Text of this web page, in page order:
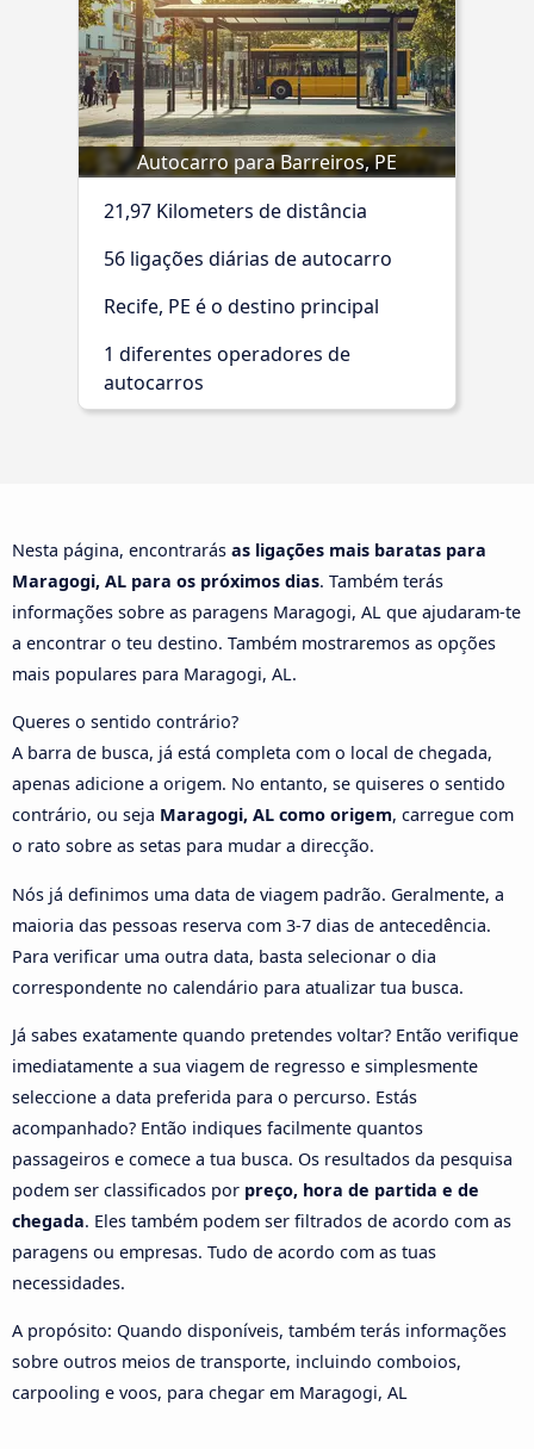
Autocarro para Barreiros, PE
21,97 Kilometers de distância
56 ligações diárias de autocarro
Recife, PE é o destino principal
1 diferentes operadores de
autocarros
Nesta página, encontrarás as ligações mais baratas para
Maragogi, AL para os próximos dias. Também terás
informações sobre as paragens Maragogi, AL que ajudaram-te
a encontrar o teu destino. Também mostraremos as opções
mais populares para Maragogi, AL.
Queres o sentido contrário?
A barra de busca, já está completa com o local de chegada,
apenas adicione a origem. No entanto, se quiseres o sentido
contrário, ou seja Maragogi, AL como origem, carregue com
o rato sobre as setas para mudar a direcção.
Nós já definimos uma data de viagem padrão. Geralmente, a
maioria das pessoas reserva com 3-7 dias de antecedência.
Para verificar uma outra data, basta selecionar o dia
correspondente no calendário para atualizar tua busca.
Já sabes exatamente quando pretendes voltar? Então verifique
imediatamente a sua viagem de regresso e simplesmente
seleccione a data preferida para o percurso. Estás
acompanhado? Então indiques facilmente quantos
passageiros e comece a tua busca. Os resultados da pesquisa
podem ser classificados por preço, hora de partida e de
chegada. Eles também podem ser filtrados de acordo com as
paragens ou empresas. Tudo de acordo com as tuas
necessidades.
A propósito: Quando disponíveis, também terás informações
sobre outros meios de transporte, incluindo comboios,
carpooling e voos, para chegar em Maragogi, AL